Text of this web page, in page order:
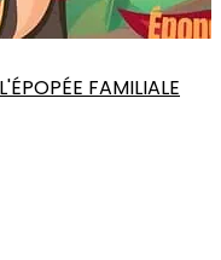
FAMILIALE